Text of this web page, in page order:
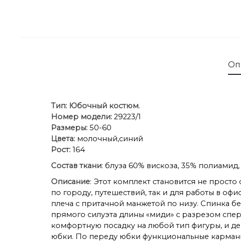
Тип: Юбочный костюм.
Номер модели: 29223/1
Размеры: 50-60
Цвета: молочный,синий
Рост: 164
Состав ткани: блуза 60% вискоза, 35%
Описание: Этот комплект становится не
по городу, путешествий, так и для работы в
плеча с притачной манжетой по низу. Спинка
прямого силуэта длины «миди» с разрезом
комфортную посадку на любой тип фигуры, и
юбки. По переду юбки функциональные